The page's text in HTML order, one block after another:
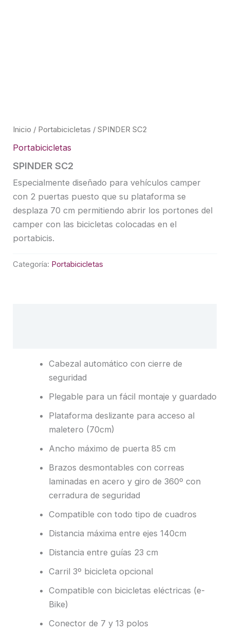
Inicio / Portabicicletas / SPINDER SC2
Portabicicletas
SPINDER SC2
Especialmente diseñado para vehículos camper
con 2 puertas puesto que su plataforma se
desplaza 70 cm permitiendo abrir los portones del
camper con las bicicletas colocadas en el
portabicis.
Categoría: Portabicicletas
Cabezal automático con cierre de
seguridad
Plegable para un fácil montaje y guardado
Plataforma deslizante para acceso al
maletero (70cm)
Ancho máximo de puerta 85 cm
Brazos desmontables con correas
laminadas en acero y giro de 360º con
cerradura de seguridad
Compatible con todo tipo de cuadros
Distancia máxima entre ejes 140cm
Distancia entre guías 23 cm
Carril 3º bicicleta opcional
Compatible con bicicletas eléctricas (e-
Bike)
Conector de 7 y 13 polos